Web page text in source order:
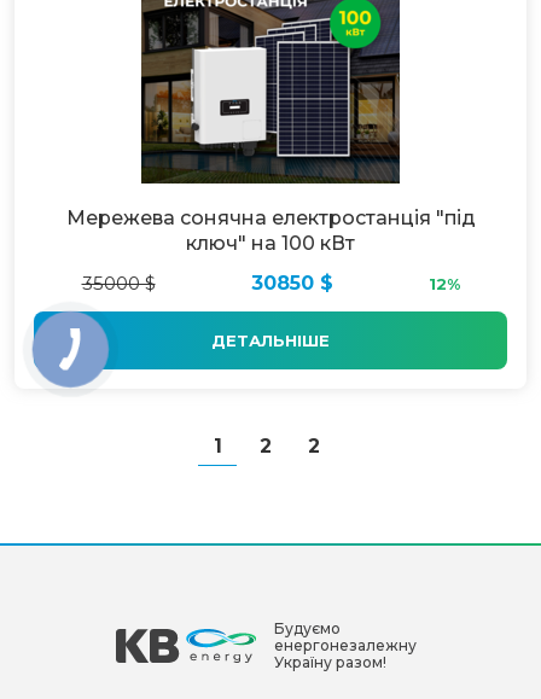
Мережева сонячна електростанція "під
ключ" на 100 кВт
35000 $
30850 $ 12%
ДЕТАЛЬНІШЕ
1 2 2
Будуємо
енергонезалежну
Україну разом!